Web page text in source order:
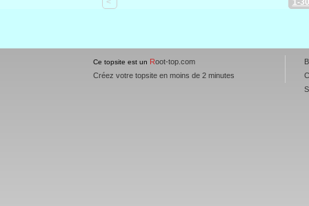
< 1-30
Ce topsite est un Root-top.com
Créez votre topsite en moins de 2 minutes